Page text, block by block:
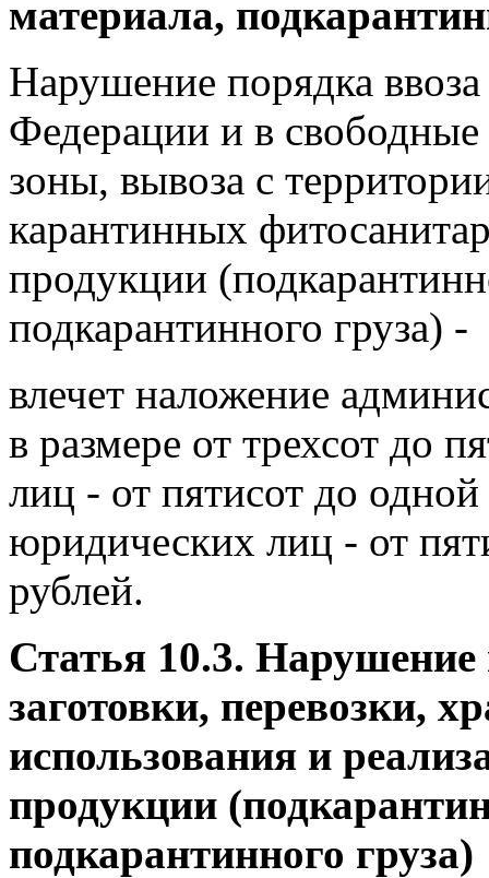
материала,
Нарушение порядка
Федерации и в
зоны, вывоза с
карантинных
продукции
подкарантинного груза) -
влечет наложение
в размере от трехсот до
лиц - от пятисот до
юридических лиц - от
рублей.
Статья 10.3. Нарушение
заготовки, перевозки,
использования и
продукции
подкарантинного груза)